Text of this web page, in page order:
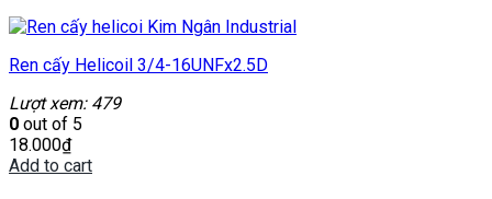
Ren cấy Helicoil 3/4-16UNFx2.5D
Lượt xem: 479
0 out of 5
18.000₫
Add to cart